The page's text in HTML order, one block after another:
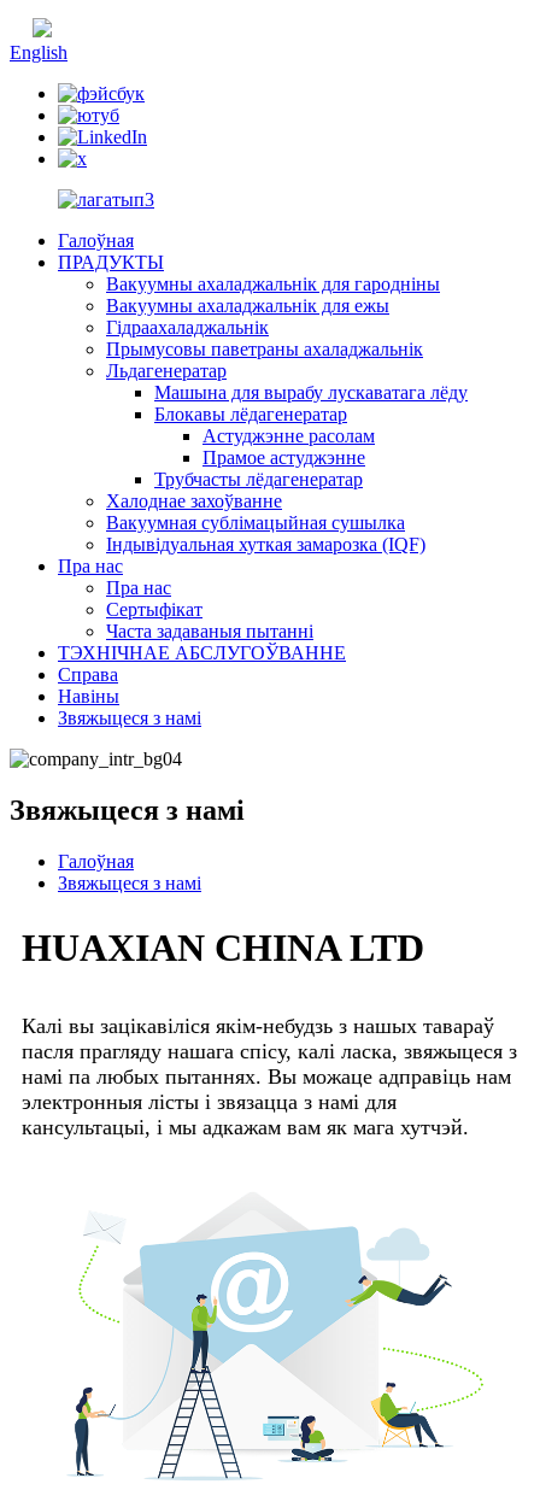
English
Галоўная
ПРАДУКТЫ
Вакуумны ахаладжальнік для гародніны
Вакуумны ахаладжальнік для ежы
Гідраахаладжальнік
Прымусовы паветраны ахаладжальнік
Льдагенератар
Машына для вырабу лускаватага лёду
Блокавы лёдагенератар
Астуджэнне расолам
Прамое астуджэнне
Трубчасты лёдагенератар
Халоднае захоўванне
Вакуумная сублімацыйная сушылка
Індывідуальная хуткая замарозка (IQF)
Пра нас
Пра нас
Сертыфікат
Часта задаваныя пытанні
ТЭХНІЧНАЕ АБСЛУГОЎВАННЕ
Справа
Навіны
Звяжыцеся з намі
Звяжыцеся з намі
Галоўная
Звяжыцеся з намі
HUAXIAN CHINA LTD
Калі вы зацікавіліся якім-небудзь з нашых тавараў
пасля прагляду нашага спісу, калі ласка, звяжыцеся з
намі па любых пытаннях. Вы можаце адправіць нам
электронныя лісты і звязацца з намі для
кансультацыі, і мы адкажам вам як мага хутчэй.